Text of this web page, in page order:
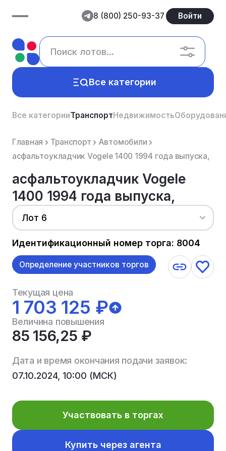
8 (800) 250-93-37 Войти
Все категории
Все категорииТранспортНедвижимость
Главная Транспорт
Автомобили
асфальтоукладчик Vogele 1400 1994 года выпуска,
асфальтоукладчик Vogele
1400 1994 года выпуска,
Лот 6
Идентификационный номер торга: 8004
Определение участников торгов
Текущая цена
1 703 125 ₽
Величина повышения
85 156,25 ₽
Дата и время окончания подачи заявок:
07.10.2024, 10:00 (МСК)
Участвовать в торгах
Купить через агента